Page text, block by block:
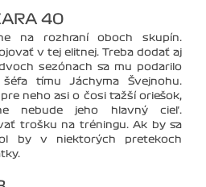
40
na rozhraní oboch skupín.
v tej elitnej. Treba dodať aj
sezónach sa mu podarilo
tímu Jáchyma Švejnohu.
neho asi o čosi ťažší oriešok,
nebude jeho hlavný cieľ.
trošku na tréningu. Ak by sa
by v niektorých pretekoch